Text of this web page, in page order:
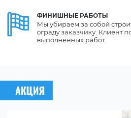
ФИНИШНЫЕ РАБОТЫ
Мы убираем за собой
ограду заказчику. Клиент
выполненных работ.
АКЦИЯ